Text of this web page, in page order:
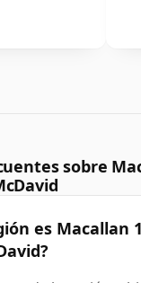
sobre
es Macallan